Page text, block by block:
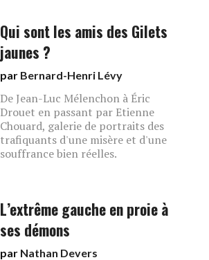
Qui sont les amis des Gilets
jaunes ?
par Bernard-Henri Lévy
De Jean-Luc Mélenchon à Éric
Drouet en passant par Etienne
Chouard, galerie de portraits des
trafiquants d'une misère et d'une
souffrance bien réelles.
L’extrême gauche en proie à
ses démons
par Nathan Devers